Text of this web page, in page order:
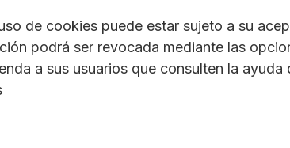
de cookies puede estar sujeto a su
podrá ser revocada mediante las
a sus usuarios que consulten la